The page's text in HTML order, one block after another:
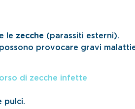
e le zecche (parassiti esterni).
provocare gravi
di zecche infette
pulci.